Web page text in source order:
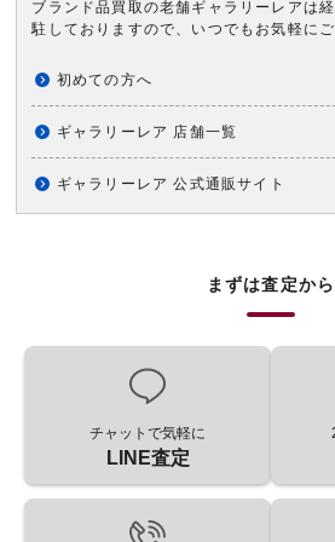
ブランド品買取の老舗ギャラリーレアは
駐しておりますので、いつでもお気軽にご
初めての方へ
ギャラリーレア 店舗一覧
ギャラリーレア 公式通販サイト
まずは査定から
チャットで気軽に
LINE査定